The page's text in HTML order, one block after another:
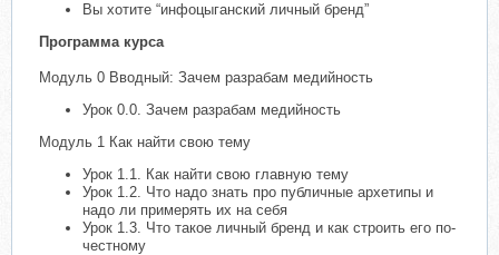
Вы хотите “инфоцыганский личный бренд”
Программа курса
Модуль 0 Вводный: Зачем разрабам медийность
Урок 0.0. Зачем разрабам медийность
Модуль 1 Как найти свою тему
Урок 1.1. Как найти свою главную тему
Урок 1.2. Что надо знать про публичные архетипы и
надо ли примерять их на себя
Урок 1.3. Что такое личный бренд и как строить его по-
честному